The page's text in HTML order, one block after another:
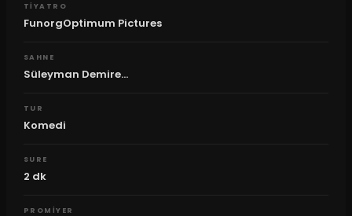
TIYATRO
FunorgOptimum Pictures
SAHNE
Süleyman Demire...
TUR
Komedi
SURE
2 dk
PROMIYER